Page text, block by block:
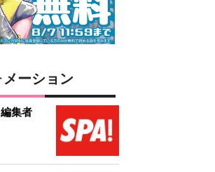
ーション
集者